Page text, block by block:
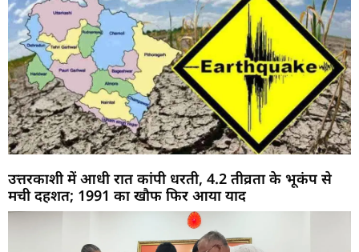
उत्तरकाशी में आधी रात कांपी धरती, 4.2 तीव्रता के भूकंप से
मची दहशत; 1991 का खौफ फिर आया याद